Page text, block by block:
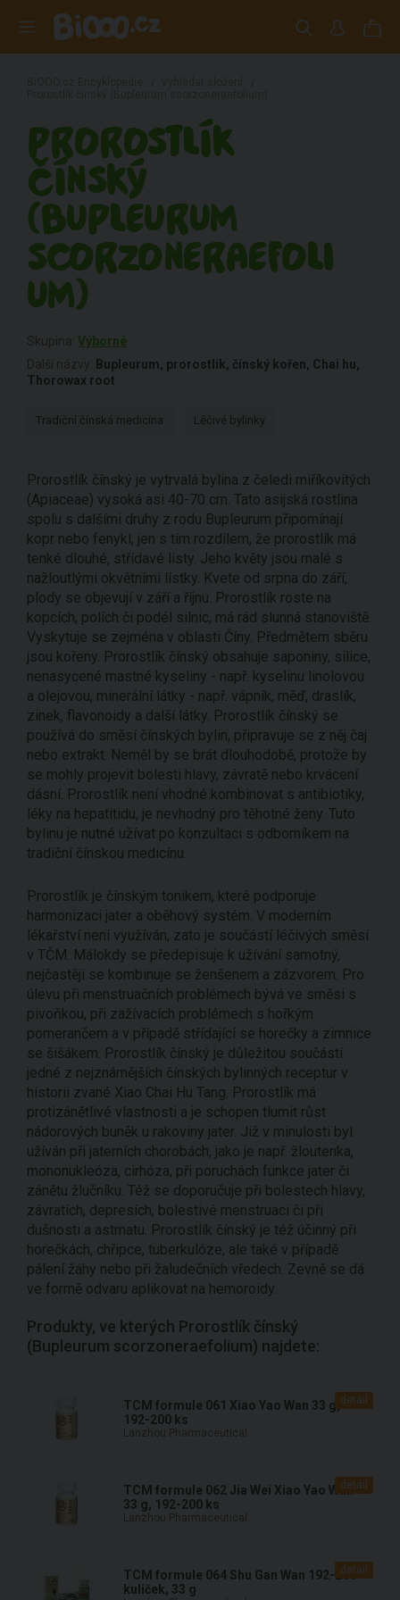
PROROSTLÍK
ČÍNSKÝ
(BUPLEURUM
SCORZONERAEFOLI
UM)
Výborné
Bupleurum, prorostlík, čínský kořen, Chai hu,
Thorowax root
Tradiční čínská medicína Léčivé bylinky
Prorostlík čínský je vytrvalá bylina z čeledi miříkovitých
(Apiaceae) vysoká asi 40-70 cm. Tato asijská rostlina
spolu s dalšími druhy z rodu Bupleurum připomínají
kopr nebo fenykl, jen s tím rozdílem, že prorostlík má
tenké dlouhé, střídavé listy. Jeho květy jsou malé s
nažloutlými okvětními lístky. Kvete od srpna do září,
plody se objevují v září a říjnu. Prorostlík roste na
kopcích, polích či podél silnic, má rád slunná stanoviště.
Vyskytuje se zejména v oblasti Číny. Předmětem sběru
jsou kořeny. Prorostlík čínský obsahuje saponiny, silice,
nenasycené mastné kyseliny - např. kyselinu linolovou
a olejovou, minerální látky - např. vápník, měď, draslík,
zinek, flavonoidy a další látky. Prorostlík čínský se
používá do směsí čínských bylin, připravuje se z něj čaj
nebo extrakt. Neměl by se brát dlouhodobě, protože by
se mohly projevit bolesti hlavy, závratě nebo krvácení
dásní. Prorostlík není vhodné kombinovat s antibiotiky,
léky na hepatitidu, je nevhodný pro těhotné ženy. Tuto
bylinu je nutné užívat po konzultaci s odborníkem na
tradiční čínskou medicínu.
Prorostlík je čínským tonikem, které podporuje
harmonizaci jater a oběhový systém. V moderním
lékařství není využíván, zato je součástí léčivých směsí
v TČM. Málokdy se předepisuje k užívání samotný,
nejčastěji se kombinuje se ženšenem a zázvorem. Pro
úlevu při menstruačních problémech bývá ve směsi s
pivoňkou, při zažívacích problémech s hořkým
pomerančem a v případě střídající se horečky a zimnice
se šišákem. Prorostlík čínský je důležitou součástí
jedné z nejznámějších čínských bylinných receptur v
historii zvané Xiao Chai Hu Tang. Prorostlík má
protizánětlivé vlastnosti a je schopen tlumit růst
nádorových buněk u rakoviny jater. Již v minulosti byl
užíván při jaterních chorobách, jako je např. žloutenka,
mononukleóza, cirhóza, při poruchách funkce jater či
zánětu žlučníku. Též se doporučuje při bolestech hlavy,
závratích, depresích, bolestivé menstruaci či při
dušnosti a astmatu. Prorostlík čínský je též účinný při
horečkách, chřipce, tuberkulóze, ale také v případě
pálení žáhy nebo při žaludečních vředech. Zevně se dá
ve formě odvaru aplikovat na hemoroidy.
Produkty, ve kterých Prorostlík čínský
(Bupleurum scorzoneraefolium) najdete:
TCM formule 061 Xiao Yao Wan 33 g,
192-200 ks
detail
TCM formule 062 Jia Wei Xiao Yao Wan
33 g, 192-200 ks
detail
TCM formule 064 Shu Gan Wan 192-200
kuliček, 33 g
detail